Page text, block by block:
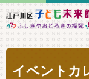
イベントカ